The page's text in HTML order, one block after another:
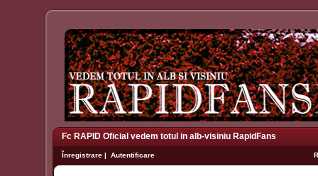
Fc RAPID Oficial vedem totul in alb-visiniu RapidFans
Înregistrare | Autentificare